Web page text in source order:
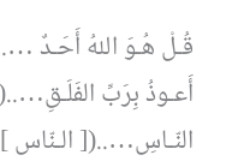
أَعـوذُ بِرَبِّ
النّـاسِ…..([ الـنّاس ]